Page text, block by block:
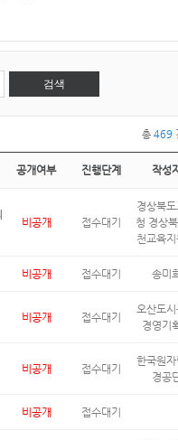
검색
총 469
공개여부 진행단계 작성
비공개 접수대기
경상북
청 경상
천교육지
비공개 접수대기 송미
비공개 접수대기
오산도
경영기
비공개 접수대기
한국원
경공
비공개 접수대기